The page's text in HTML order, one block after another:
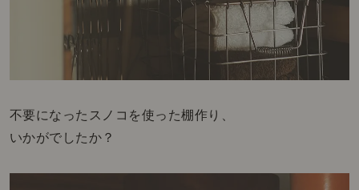
不要になったスノコを使った棚作り、
いかがでしたか？